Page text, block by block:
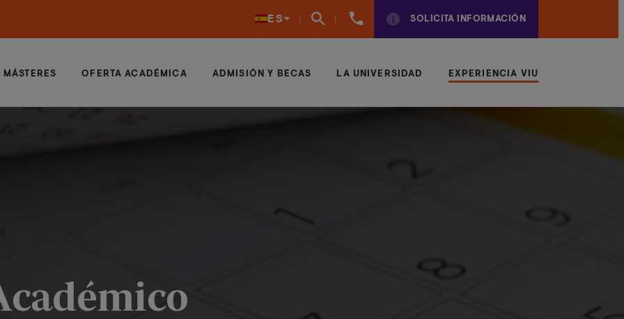
ES
960
SOLICITA INFORMACIÓN
MÁSTERES OFERTA ACADÉMICA ADMISIÓN Y BECAS LA UNIVERSIDAD EXPERIENCIA VIU